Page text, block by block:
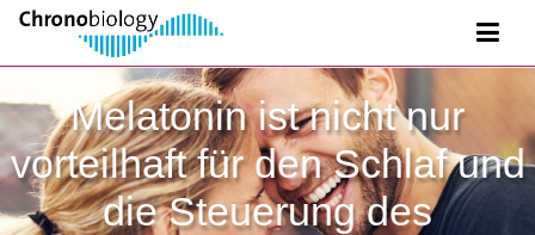
Melatonin ist nicht nur
vorteilhaft für den Schlaf und
die Steuerung des